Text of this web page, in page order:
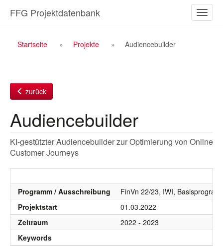
Inhalt
ein-/
FFG Projektdatenbank
Breadcrumb
Startseite Projekte Audiencebuilder
zurück
Audiencebuilder
KI-gestützter Audiencebuilder zur Optimierung von Online
Customer Journeys
Programm / Ausschreibung
FinVn 22/23, IWI,
Projektstart
01.03.2022
Zeitraum
2022 - 2023
Keywords